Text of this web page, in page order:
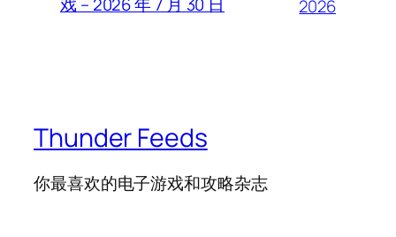
2026
Thunder Feeds
你最喜欢的电子游戏和攻略杂志